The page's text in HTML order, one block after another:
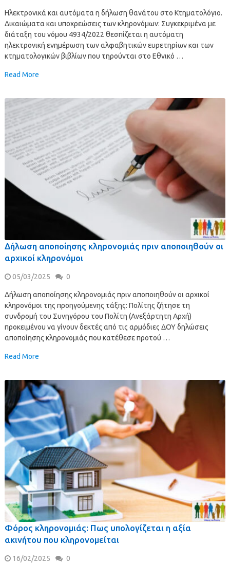
Ηλεκτρονικά και αυτόματα η δήλωση θανάτου στο Κτηματολόγιο.
Δικαιώματα και υποχρεώσεις των κληρονόμων: Συγκεκριμένα με
διάταξη του νόμου 4934/2022 θεσπίζεται η αυτόματη
ηλεκτρονική ενημέρωση των αλφαβητικών ευρετηρίων και των
κτηματολογικών βιβλίων που τηρούνται στο Εθνικό …
Read More
Δήλωση αποποίησης κληρονομιάς πριν αποποιηθούν οι
αρχικοί κληρονόμοι
05/03/2025 0
Δήλωση αποποίησης κληρονομιάς πριν αποποιηθούν οι αρχικοί
κληρονόμοι της προηγούμενης τάξης: Πολίτης ζήτησε τη
συνδρομή του Συνηγόρου του Πολίτη (Ανεξάρτητη Αρχή)
προκειμένου να γίνουν δεκτές από τις αρμόδιες ΔΟΥ δηλώσεις
αποποίησης κληρονομιάς που κατέθεσε προτού …
Read More
Φόρος κληρονομιάς: Πως υπολογίζεται η αξία
ακινήτου που κληρονομείται
16/02/2025 0